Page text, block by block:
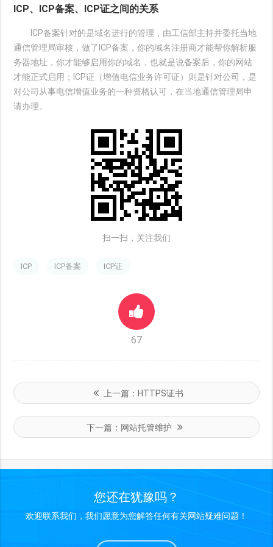
ICP、ICP备案、ICP证之间的关系
ICP备案针对的是域名进行的管理，由工信部主持并委托当地
通信管理局审核，做了ICP备案，你的域名注册商才能帮你解析服
务器地址，你才能够启用你的域名，也就是说备案后，你的网站
才能正式启用；ICP证（增值电信业务许可证）则是针对公司，是
对公司从事电信增值业务的一种资格认可，在当地通信管理局申
请办理。
扫一扫，关注我们
ICP ICP备案 ICP证
67
上一篇： HTTPS证书
下一篇： 网站托管维护
您还在犹豫吗？
欢迎联系我们，我们愿意为您解答任何有关网站疑难问题！